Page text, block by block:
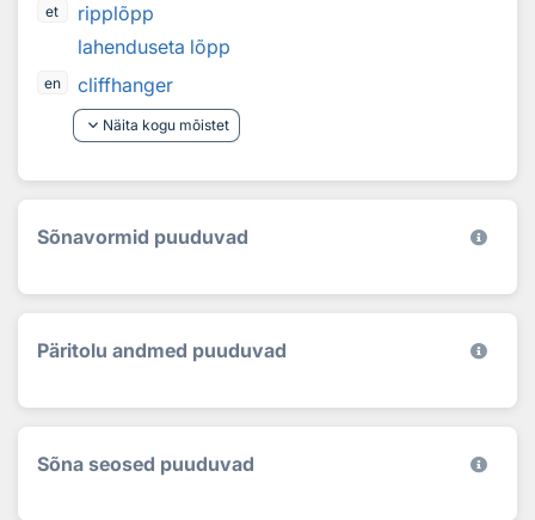
et
ripplõpp
lahenduseta lõpp
en
cliffhanger
keyboard_arrow_down Näita kogu mõistet
Sõnavormid puuduvad
Päritolu andmed puuduvad
Sõna seosed puuduvad